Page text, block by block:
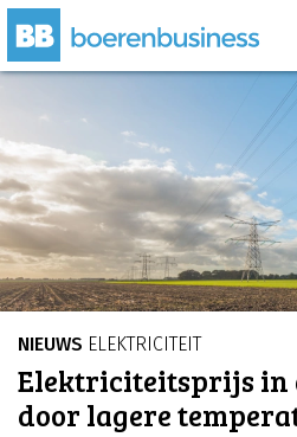
NIEUWS ELEKTRICITEIT
Elektriciteitsprijs in
door lagere